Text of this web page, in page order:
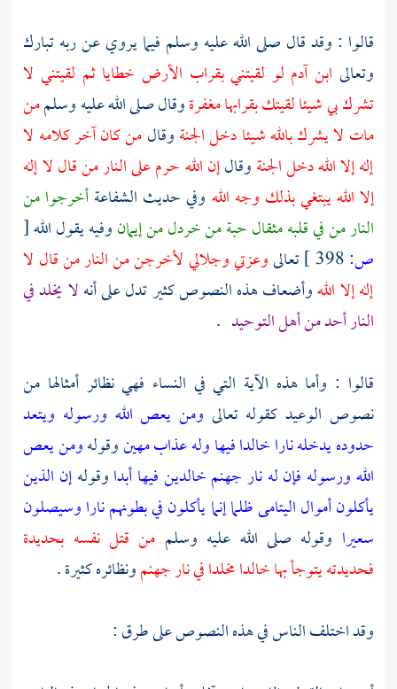
قالوا : وقد قال صلى الله عليه وسلم فيما يروي عن ربه تبارك
وتعالى ابن آدم لو لقيتني بقراب الأرض خطايا ثم لقيتني لا
تشرك بي شيئا لقيتك بقرابها مغفرةوقال صلى الله عليه وسلممن
مات لا يشرك بالله شيئا دخل الجنةوقالمن كان آخر كلامه لا
إله إلا الله دخل الجنةوقالإن الله حرم على النار من قال لا إله
إلا الله يبتغي بذلك وجه الله وفي حديث الشفاعةأخرجوا من
النار من في قلبه مثقال حبة من خردل من إيمانوفيه يقول الله[
ص:
تعالىوعزتي وجلالي لأخرجن من النار من قال لا
إله إلا اللهوأضعاف هذه النصوص كثير تدل على أنهلا يخلد في
النار أحد من أهل التوحيد .
قالوا : وأما هذه الآية التي في النساء فهي نظائر أمثالها من
نصوص الوعيد كقوله تعالى ومن يعص الله ورسوله ويتعد
حدوده يدخله نارا خالدا فيها وله عذاب مهينوقولهومن يعص
الله ورسوله فإن له نار جهنم خالدين فيها أبداوقولهإن الذين
يأكلون أموال اليتامى ظلما إنما يأكلون في بطونهم نارا وسيصلون
سعيرا وقوله صلى الله عليه وسلم من قتل نفسه بحديدة
فحديدته يتوجأ بها خالدا مخلدا في نار جهنمونظائره كثيرة .
وقد اختلف الناس في هذه النصوص على طرق :